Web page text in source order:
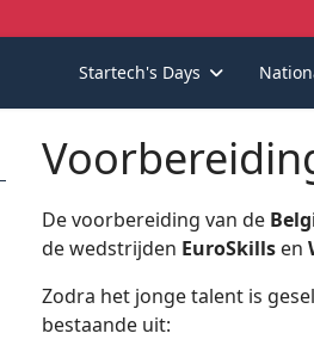
Startech's Days
De voorbereiding van de
de wedstrijden EuroSkills en
Zodra het jonge talent is
bestaande uit: